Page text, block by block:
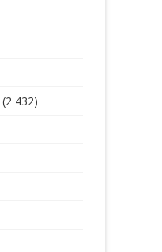
СТОМАТОЛОГ-ОРТОДОНТ
(2 432)